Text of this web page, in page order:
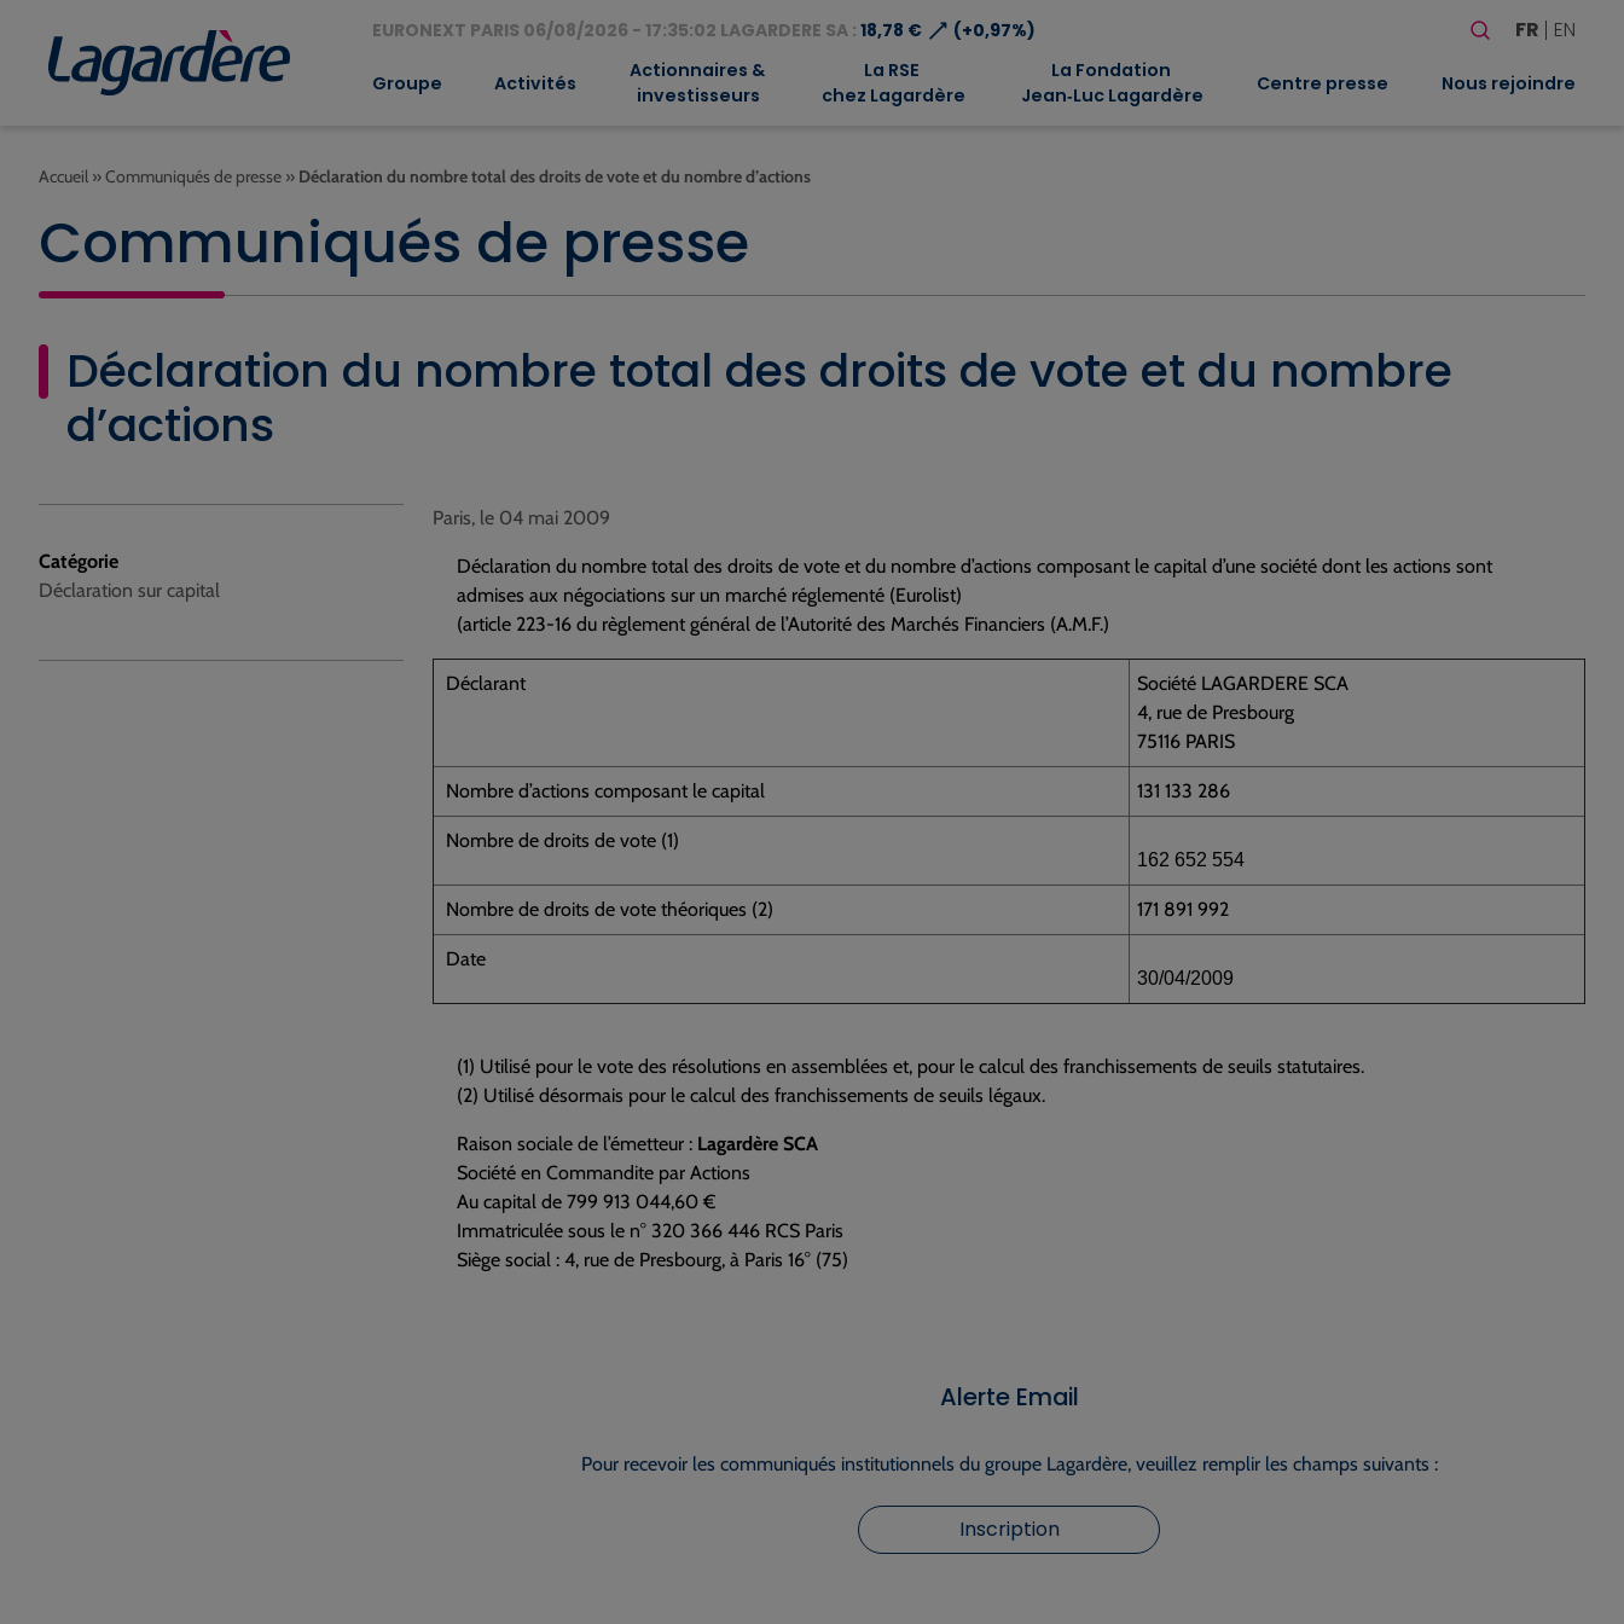
EURONEXT PARIS 06/08/2026 - 17:35:02 LAGARDERE SA : 18,78 €⟶ (+0,97%)
Rechercher
FR EN
Groupe Activités
Actionnaires &
investisseurs
La RSE
chez Lagardère
La Fondation
Jean‑Luc Lagardère
Centre presse Nous rejoindre
Accueil »Communiqués de presse » Déclaration du nombre total des droits de vote et du nombre d’actions
Communiqués de presse
Déclaration du nombre total des droits de vote et du nombre
d’actions
Catégorie
Déclaration sur capital
Paris, le 04 mai 2009
Déclaration du nombre total des droits de vote et du nombre d’actions composant le capital d’une société dont les actions sont
admises aux négociations sur un marché réglementé (Eurolist)
(article 223-16 du règlement général de l’Autorité des Marchés Financiers (A.M.F.)
Déclarant
Société LAGARDERE SCA
4, rue de Presbourg
75116 PARIS
Nombre d’actions composant le capital 131 133 286
Nombre de droits de vote (1)
162 652 554
Nombre de droits de vote théoriques (2) 171 891 992
Date
30/04/2009
(1) Utilisé pour le vote des résolutions en assemblées et, pour le calcul des franchissements de seuils statutaires.
(2) Utilisé désormais pour le calcul des franchissements de seuils légaux.
Raison sociale de l’émetteur : Lagardère SCA
Société en Commandite par Actions
Au capital de 799 913 044,60 €
Immatriculée sous le n° 320 366 446 RCS Paris
Siège social : 4, rue de Presbourg, à Paris 16° (75)
Alerte Email
Pour recevoir les communiqués institutionnels du groupe Lagardère, veuillez remplir les champs suivants :
Inscription